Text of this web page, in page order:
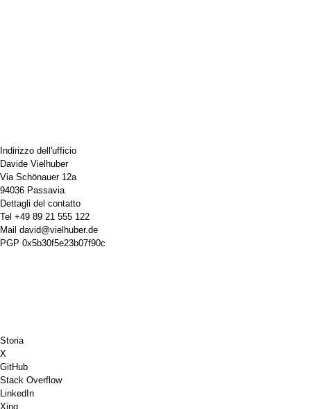
Indirizzo dell'ufficio
Davide Vielhuber
Via Schönauer 12a
94036 Passavia
Dettagli del contatto
Tel +49 89 21 555 122
Mail david@vielhuber.de
PGP 0x5b30f5e23b07f90c
Storia
X
GitHub
Stack Overflow
LinkedIn
Xing